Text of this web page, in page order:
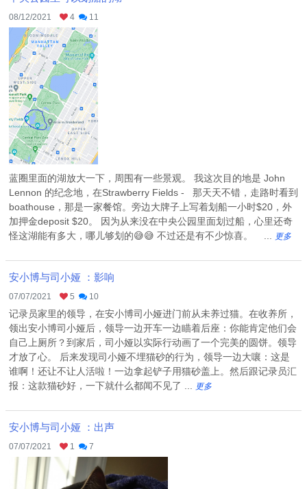
08/12/2021 4 11
蓝圈里面的湖放大一下，周围有一些景观。 我这次目的地是 John
Lennon 的纪念地，在Strawberry Fields - 那天天不错，走路时看到
boathouse，那是一家餐馆。旁边大牌子上写着划船一小时$20，外
加押金deposit $20。 因为从来没在中央公园里面划过船，心里还奇
怪这湖能有多大，哪儿够划的😅😅 不过还是有不少惊喜。 ...
更多
安小博与司小娅 ：影响
07/07/2021 5 10
记录员家里的领导，在安小博司小娅进门前从未养过猫。在收养所，
领出安小博司小娅后，领导一边开车一边瞄着后座：你能肯定他们会
自己上厕所？到家后，司小娅以实际行动画了一个完美的圆饼。领导
才放了心。 后来发现司小娅不埋猫砂的行为，领导一边大嚷：这是
谁啊！还让不让人活啦！一边拿起铲子用猫砂盖上。然后跟记录员汇
报：这款猫砂好，一下就什么都闻不见了 ...
更多
安小博与司小娅 ：出声
07/07/2021 1 7